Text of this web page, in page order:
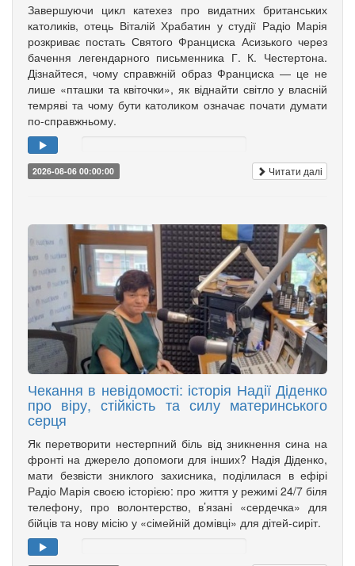
Завершуючи цикл катехез про видатних британських
католиків, отець Віталій Храбатин у студії Радіо Марія
розкриває постать Святого Франциска Асизького через
бачення легендарного письменника Г. К. Честертона.
Дізнайтеся, чому справжній образ Франциска — це не
лише «пташки та квіточки», як віднайти світло у власній
темряві та чому бути католиком означає почати думати
по-справжньому.
2026-08-06 00:00:00 Читати далі
Чекання в невідомості: історія Надії Діденко
про віру, стійкість та силу материнського
серця
Як перетворити нестерпний біль від зникнення сина на
фронті на джерело допомоги для інших? Надія Діденко,
мати безвісти зниклого захисника, поділилася в ефірі
Радіо Марія своєю історією: про життя у режимі 24/7 біля
телефону, про волонтерство, в’язані «сердечка» для
бійців та нову місію у «сімейній домівці» для дітей-сиріт.